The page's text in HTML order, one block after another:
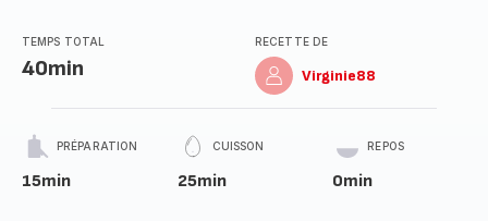
TEMPS TOTAL
40min
RECETTE DE
Virginie88
PRÉPARATION
15min
CUISSON
25min
REPOS
0min